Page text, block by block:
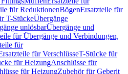
für ReduktionenBögenErsatzteile für
T-StückeÜbergänge
unlösbarÜbergänge und
für Übergänge und Verbindungen,
für
für VerschlüsseT-Stücke für
für HeizungAnschlüsse für
für HeizungZubehör für Geberit